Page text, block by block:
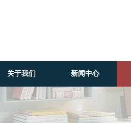
关于我们 新闻中心